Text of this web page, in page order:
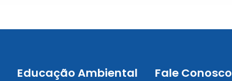
Educação Ambiental Fale Conosco